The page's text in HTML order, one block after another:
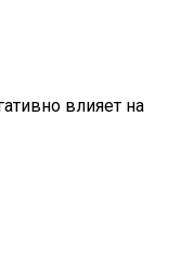
влияет на